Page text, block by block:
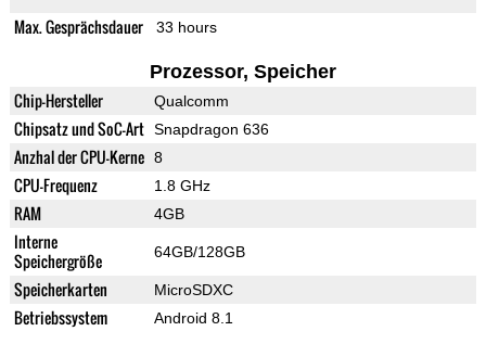
Max. Gesprächsdauer 33 hours
Prozessor, Speicher
Chip-Hersteller Qualcomm
Chipsatz und SoC-Art Snapdragon 636
Anzhal der CPU-Kerne 8
CPU-Frequenz 1.8 GHz
RAM 4GB
Interne
Speichergröße
64GB/128GB
Speicherkarten MicroSDXC
Betriebssystem Android 8.1